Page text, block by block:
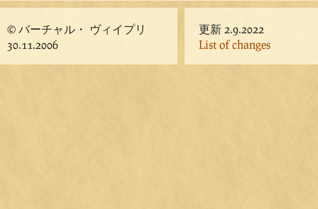
© バーチャル・ ヴィイプリ
30.11.2006
更新 2.9.2022
List of changes